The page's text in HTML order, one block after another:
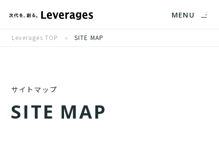
MENU
Leverages TOP SITE MAP
サイトマップ
SITE MAP